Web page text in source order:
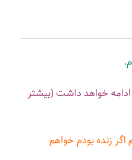
خواهد داشت (بیشتر
زنده بودم خواهم